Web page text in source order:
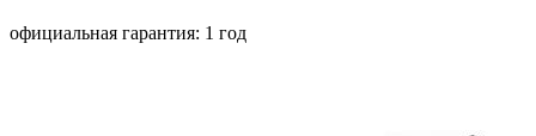
официальная гарантия: 1 год